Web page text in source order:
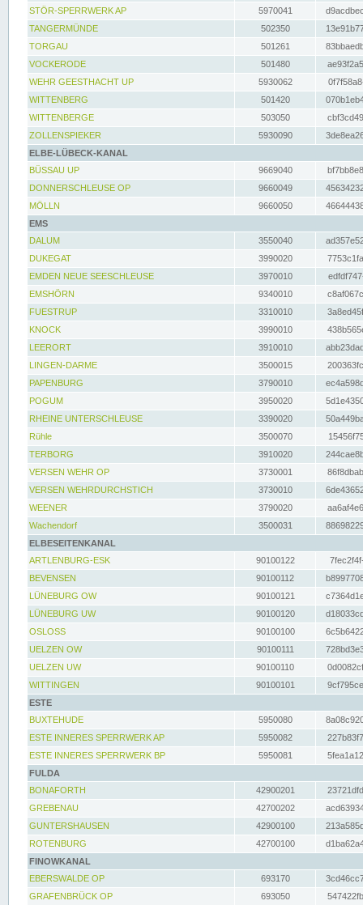
STÖR-SPERRWERK AP 5970041
TANGERMÜNDE
502350
TORGAU
501261
VOCKERODE
501480
WEHR GEESTHACHT UP
5930062
WITTENBERG
501420
WITTENBERGE
503050
ZOLLENSPIEKER
5930090
ELBE-LÜBECK-KANAL
BÜSSAU UP
9669040
DONNERSCHLEUSE OP
9660049
MÖLLN
9660050
EMS
DALUM
3550040
DUKEGAT
3990020
EMDEN NEUE SEESCHLEUSE
3970010
EMSHÖRN
9340010
FUESTRUP
3310010
KNOCK
3990010
LEERORT
3910010
LINGEN-DARME
3500015
PAPENBURG
3790010
POGUM
3950020
RHEINE UNTERSCHLEUSE
3390020
Rühle
3500070
TERBORG
3910020
VERSEN WEHR OP
3730001
VERSEN WEHRDURCHSTICH
3730010
WEENER
3790020
Wachendorf
3500031
ELBESEITENKANAL
ARTLENBURG-ESK
90100122
BEVENSEN
90100112
LÜNEBURG OW
90100121
LÜNEBURG UW
90100120
OSLOSS
90100100
UELZEN OW
90100111
UELZEN UW
90100110
WITTINGEN
90100101
ESTE
BUXTEHUDE
5950080
ESTE INNERES SPERRWERK AP
5950082
ESTE INNERES SPERRWERK BP
5950081
FULDA
BONAFORTH
42900201
GREBENAU
42700202
GUNTERSHAUSEN
42900100
ROTENBURG
42700100
FINOWKANAL
EBERSWALDE OP
693170
GRAFENBRÜCK OP
693050